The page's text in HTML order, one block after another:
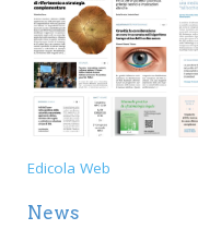
Edicola Web
News